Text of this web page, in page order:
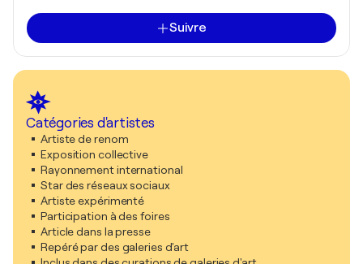
Suivre
Catégories d'artistes
Artiste de renom
Exposition collective
Rayonnement international
Star des réseaux sociaux
Artiste expérimenté
Participation à des foires
Article dans la presse
Repéré par des galeries d'art